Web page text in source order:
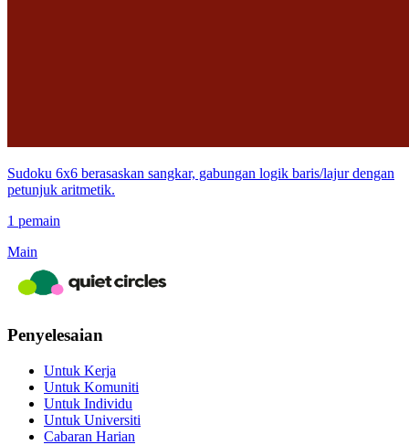
Sudoku 6x6 berasaskan sangkar, gabungan logik baris/lajur dengan
petunjuk aritmetik.
1 pemain
Main
Penyelesaian
Untuk Kerja
Untuk Komuniti
Untuk Individu
Untuk Universiti
Cabaran Harian